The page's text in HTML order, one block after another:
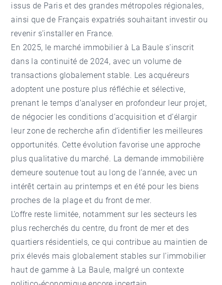
issus de Paris et des grandes métropoles régionales,
ainsi que de Français expatriés souhaitant investir ou
revenir s’installer en France.
En 2025, le marché immobilier à La Baule s’inscrit
dans la continuité de 2024, avec un volume de
transactions globalement stable. Les acquéreurs
adoptent une posture plus réfléchie et sélective,
prenant le temps d’analyser en profondeur leur projet,
de négocier les conditions d’acquisition et d’élargir
leur zone de recherche afin d’identifier les meilleures
opportunités. Cette évolution favorise une approche
plus qualitative du marché. La demande immobilière
demeure soutenue tout au long de l’année, avec un
intérêt certain au printemps et en été pour les biens
proches de la plage et du front de mer.
L’offre reste limitée, notamment sur les secteurs les
plus recherchés du centre, du front de mer et des
quartiers résidentiels, ce qui contribue au maintien de
prix élevés mais globalement stables sur l’immobilier
haut de gamme à La Baule, malgré un contexte